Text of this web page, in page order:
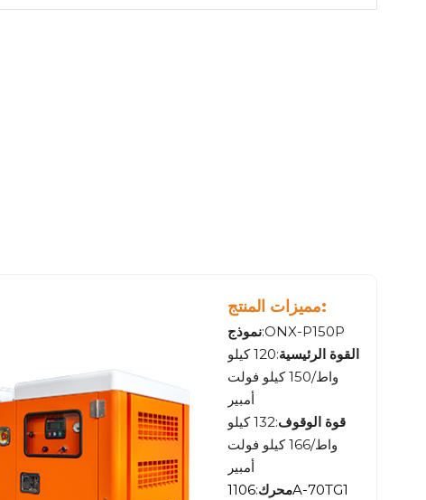
مميزات المنتج:
نموذج:ONX-P150P
القوة الرئيسية
:120 كيلو
واط/150 كيلو فولت
أمبير
قوة الوقوف
:132 كيلو
واط/166 كيلو فولت
أمبير
محرك:
1106A-70TG1